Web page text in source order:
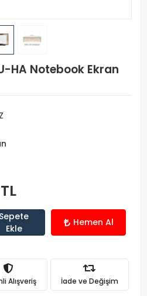
HA Notebook Ekran
Sepete
Ekle
Hemen Al
Alışveriş İade ve Değişim